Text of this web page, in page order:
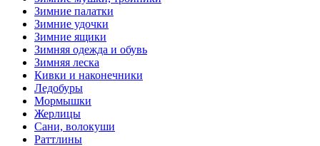
Зимние палатки
Зимние удочки
Зимние ящики
Зимняя одежда и обувь
Зимняя леска
Кивки и наконечники
Ледобуры
Мормышки
Жерлицы
Сани, волокуши
Раттлины